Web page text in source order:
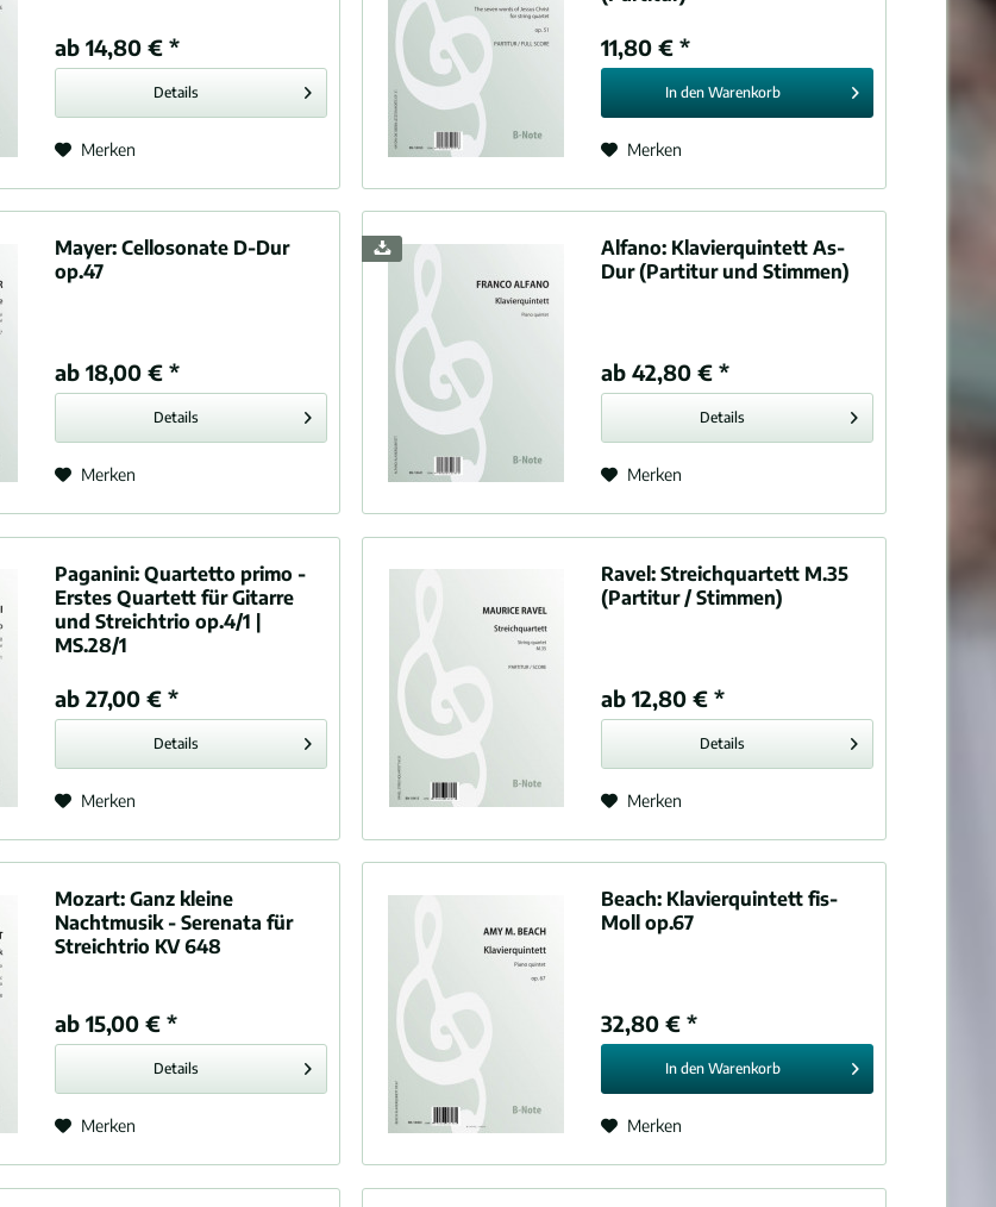
(1849-1895)
(1843-1907)
1947)
1809)
1924)
1954)
1928)
1953)
(1886-1946)
(1877-1933)
(1867-1950)
1944)
(1871-1894)
1894)
Manfredini, Francesco Onofrio (1684-1762)
1883)
(1782-1849)
Medtner, Nikolai Karlowitsch (1879-1951)
1922)
(1883-1943)
(1891-1953)
(1858-1924)
1695)
(1822-1882)
(1875-1937)
1916)
1910)
(1879-1936)
Rheinberger, Josef Gabriel (1839-1901)
Rimski-Korsakow, Nikolai (1844-1908)
ab 14,80 € *
Details
Merken
11,80 € *
In den Warenkorb
Merken
Mayer:Cellosonate D-Dur
op.47
ab 18,00 € *
Details
Merken
Alfano: Klavierquintett As-
Dur (Partitur und Stimmen)
ab 42,80 € *
Details
Merken
Paganini:Quartetto primo -
Erstes Quartett für Gitarre
und Streichtrio op.4/1 |
MS.28/1
ab 27,00 € *
Details
Merken
Ravel:Streichquartett M.35
(Partitur / Stimmen)
ab 12,80 € *
Details
Merken
Mozart:Ganz kleine
Nachtmusik - Serenata für
Streichtrio KV 648
ab 15,00 € *
Details
Merken
Beach: Klavierquintett fis-
Moll op.67
32,80 € *
In den Warenkorb
Merken